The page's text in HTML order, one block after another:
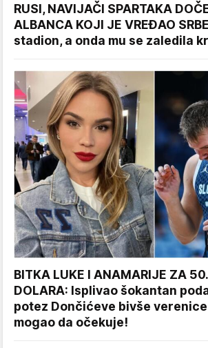
RUSI, NAVIJAČI SPARTAKA
ALBANCA KOJI JE VREĐAO
stadion, a onda mu se zaledila
BITKA LUKE I ANAMARIJE ZA
DOLARA: Isplivao šokantan
potez Dončićeve bivše
mogao da očekuje!